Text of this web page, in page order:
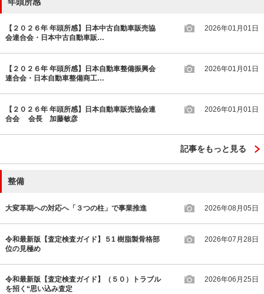
【２０２６年 年頭所感】日本中古自動車販売協
会連合会・日本中古自動車販…
2026年01月01日
【２０２６年 年頭所感】日本自動車整備振興会
連合会・日本自動車整備商工…
2026年01月01日
【２０２６年 年頭所感】日本自動車販売協会連
合会 会長 加藤敏彦
2026年01月01日
記事をもっと見る
整備
大変革期への対応へ「３つの柱」で事業推進 2026年08月05日
令和最新版【査定検査ガイド】５1 樹脂製骨格部
位の見極め
2026年07月28日
令和最新版【査定検査ガイド】（５０）トラブル
を招く“思い込み査定
2026年06月25日